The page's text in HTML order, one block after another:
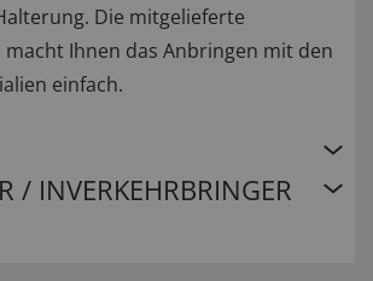
Die mitgelieferte
Ihnen das Anbringen mit den
einfach.
/ INVERKEHRBRINGER